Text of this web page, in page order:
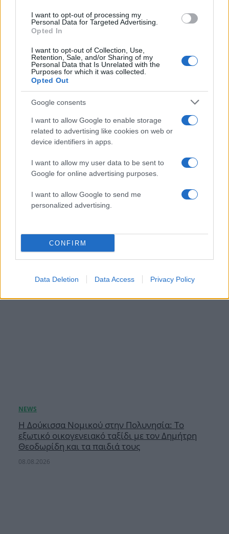
I want to opt-out of processing my
Personal Data for Targeted Advertising.
Opted In
I want to opt-out of Collection, Use,
Retention, Sale, and/or Sharing of my
Personal Data that Is Unrelated with the
Purposes for which it was collected.
Opted Out
Google consents
I want to allow Google to enable storage
related to advertising like cookies on web or
device identifiers in apps.
I want to allow my user data to be sent to
Google for online advertising purposes.
I want to allow Google to send me
personalized advertising.
CONFIRM
Data Deletion Data Access Privacy Policy
ΔΕΙΤΕ
ΑΚΟΜΑ
ΔΕΊΤΕ ΠΕΡΙΣΣΌΤΕΡΕΣ ΣΥΝΤΑΓΈΣ
READ MORE
Η Δούκισσα Νομικού στην Πολυνησία: Το
εξωτικό οικογενειακό ταξίδι με τον Δημήτρη
Θεοδωρίδη και τα παιδιά τους
08.08.2026